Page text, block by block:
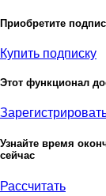
Приобретите
Купить подписку
Этот функционал
Узнайте время
сейчас
Рассчитать